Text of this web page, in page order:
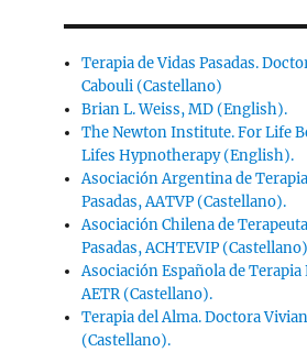
Terapia de Vidas Pasadas.
Cabouli (Castellano)
Brian L. Weiss, MD (English).
The Newton Institute. For Life
Lifes Hypnotherapy (English).
Asociación Argentina de
Pasadas, AATVP (Castellano).
Asociación Chilena de
Pasadas, ACHTEVIP
Asociación Española de Terapia
AETR (Castellano).
Terapia del Alma. Doctora
(Castellano).